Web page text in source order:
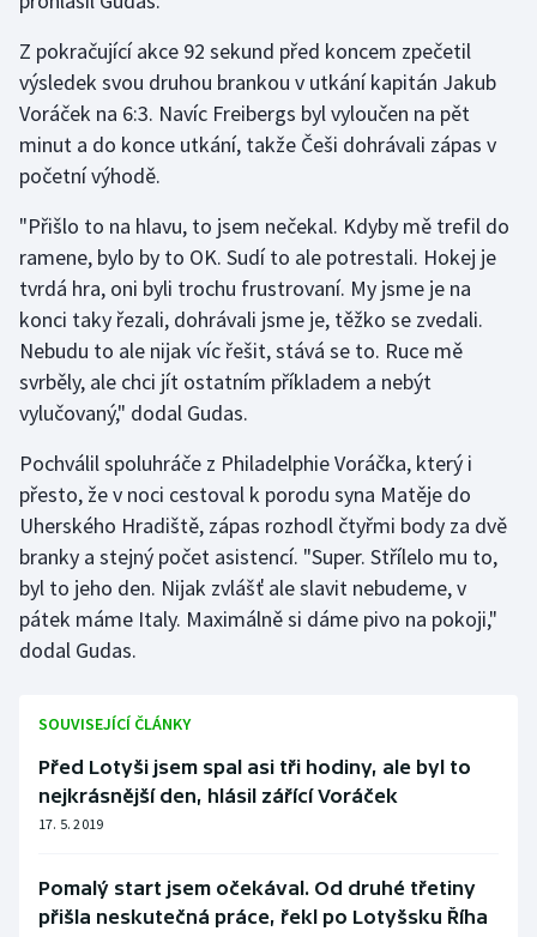
Z pokračující akce 92 sekund před koncem zpečetil
výsledek svou druhou brankou v utkání kapitán Jakub
Voráček na 6:3. Navíc Freibergs byl vyloučen na pět
minut a do konce utkání, takže Češi dohrávali zápas v
početní výhodě.
"Přišlo to na hlavu, to jsem nečekal. Kdyby mě trefil do
ramene, bylo by to OK. Sudí to ale potrestali. Hokej je
tvrdá hra, oni byli trochu frustrovaní. My jsme je na
konci taky řezali, dohrávali jsme je, těžko se zvedali.
Nebudu to ale nijak víc řešit, stává se to. Ruce mě
svrběly, ale chci jít ostatním příkladem a nebýt
vylučovaný," dodal Gudas.
Pochválil spoluhráče z Philadelphie Voráčka, který i
přesto, že v noci cestoval k porodu syna Matěje do
Uherského Hradiště, zápas rozhodl čtyřmi body za dvě
branky a stejný počet asistencí. "Super. Střílelo mu to,
byl to jeho den. Nijak zvlášť ale slavit nebudeme, v
pátek máme Italy. Maximálně si dáme pivo na pokoji,"
dodal Gudas.
SOUVISEJÍCÍ ČLÁNKY
Před Lotyši jsem spal asi tři hodiny, ale byl to
nejkrásnější den, hlásil zářící Voráček
17. 5. 2019
Pomalý start jsem očekával. Od druhé třetiny
přišla neskutečná práce, řekl po Lotyšsku Říha